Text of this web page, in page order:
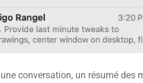
conversation, un résumé